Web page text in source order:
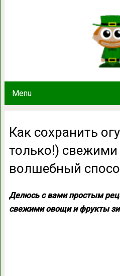
Menu
Как
Как сохранить
только!)
волшебный
Делюсь с вами простым
свежими овощи и фрукты